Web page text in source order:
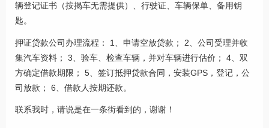
辆登记证书（按揭车无需提供）、行驶证、车辆保单、备用钥
匙。
押证贷款公司办理流程： 1、申请空放贷款； 2、公司受理并收
集汽车资料； 3、验车、检查车辆，并对车辆进行估价； 4、双
方确定借款期限； 5、签订抵押贷款合同，安装GPS，登记，公
司放款； 6、借款人按期还款。
联系我时，请说是在一条街看到的，谢谢！